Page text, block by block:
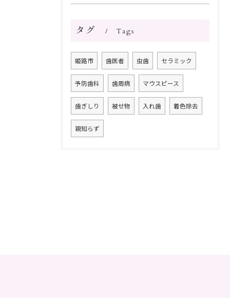
タグ Tags
姫路市 歯医者 虫歯 セラミック
予防歯科 歯周病 マウスピース
歯ぎしり 被せ物 入れ歯 着色除去
親知らず